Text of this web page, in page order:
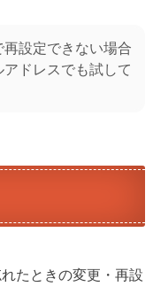
再設定できない場合
ドレスでも試して
たときの変更・再設